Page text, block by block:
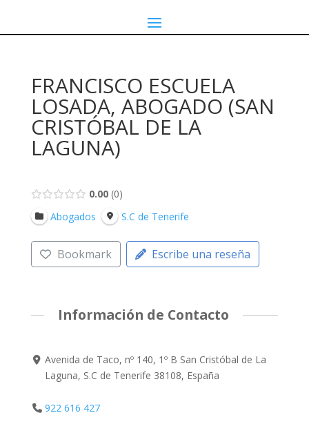
FRANCISCO ESCUELA
LOSADA, ABOGADO (SAN
CRISTÓBAL DE LA
LAGUNA)
0.00 0
Abogados
S.C de Tenerife
Bookmark Escribe una reseña
Información de Contacto
Avenida de Taco, nº 140, 1º B San Cristóbal de La
Laguna, S.C de Tenerife 38108, España
922 616 427